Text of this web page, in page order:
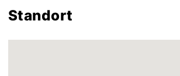
Standort